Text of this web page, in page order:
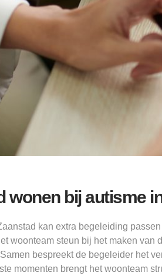
wonen bij autisme
kan extra begeleiding
woonteam steun bij het maken van
bespreekt de begeleider het
momenten brengt het woonteam